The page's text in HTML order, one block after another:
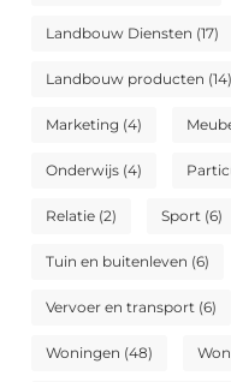
Landbouw Diensten (17)
Landbouw producten (14)
Marketing (4)
Onderwijs (4)
Relatie (2) Sport (6)
Tuin en buitenleven (6)
Vervoer en transport (6)
Woningen (48)